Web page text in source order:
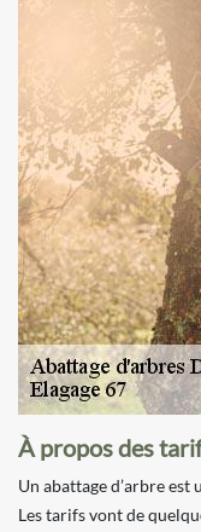
À propos des
Un abattage d’arbre
Les tarifs vont de